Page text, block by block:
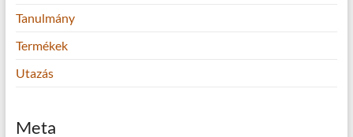
Tanulmány
Termékek
Utazás
Meta